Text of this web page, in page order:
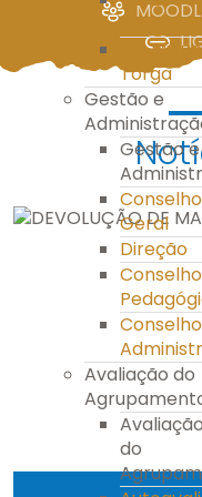
IV
E.S.
Torga
Gestão e
Gestão e
Conselho
Geral
Direção
Conselho
Conselho
Avaliação do
Avaliação
do